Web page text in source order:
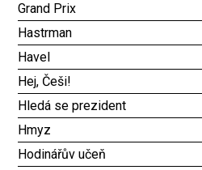
Grand Prix
Hastrman
Havel
Hej, Češi!
Hledá se prezident
Hmyz
Hodinářův učeň